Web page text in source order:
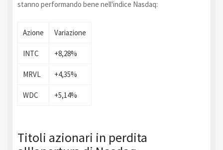
stanno performando bene nell'indice Nasdaq:
Azione Variazione
INTC +8,28%
MRVL +4,35%
WDC +5,14%
Titoli azionari in perdita